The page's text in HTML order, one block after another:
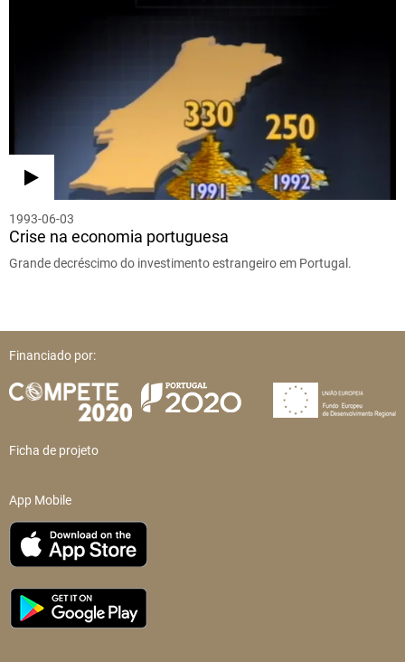
1993-06-03
Crise na economia portuguesa
Grande decréscimo do investimento estrangeiro em Portugal.
Financiado por:
Ficha de projeto
App Mobile